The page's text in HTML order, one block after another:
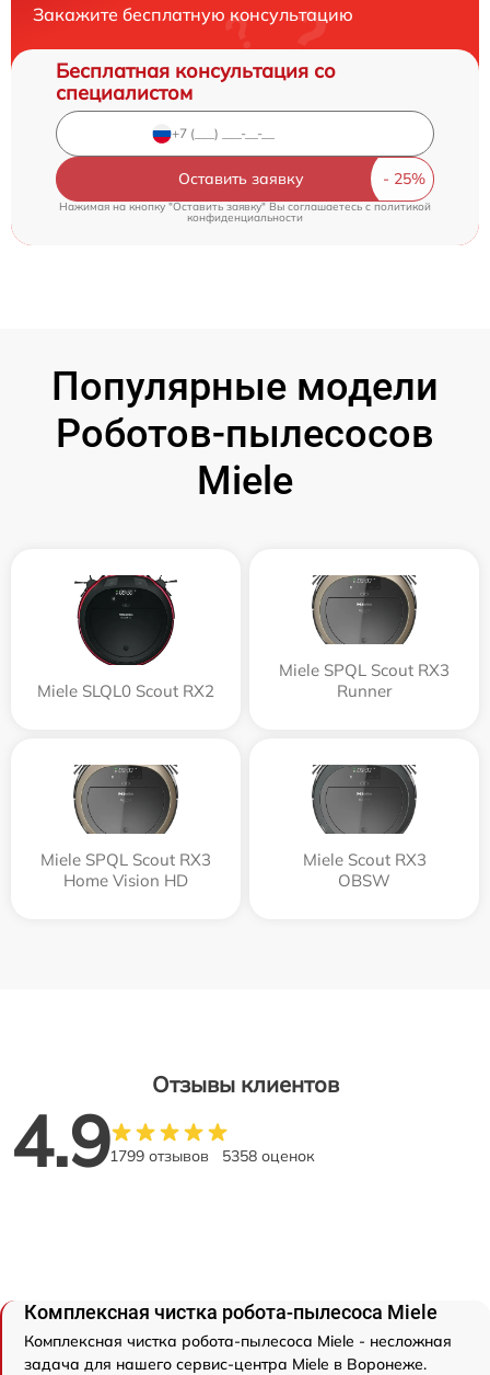
Закажите бесплатную консультацию
Бесплатная консультация со
специалистом
Оставить заявку
Нажимая на кнопку "Оставить заявку" Вы соглашаетесь cполитикой
конфиденциальности
Популярные модели
Роботов-пылесосов
Miele
Miele SLQL0 Scout RX2
Miele SPQL Scout RX3
Runner
Miele SPQL Scout RX3
Home Vision HD
Miele Scout RX3
OBSW
Отзывы клиентов
4.91799 отзывов 5358 оценок
Комплексная чистка робота-пылесоса Miele
Комплексная чистка робота-пылесоса Miele - несложная
задача для нашего сервис-центра Miele в Воронеже.